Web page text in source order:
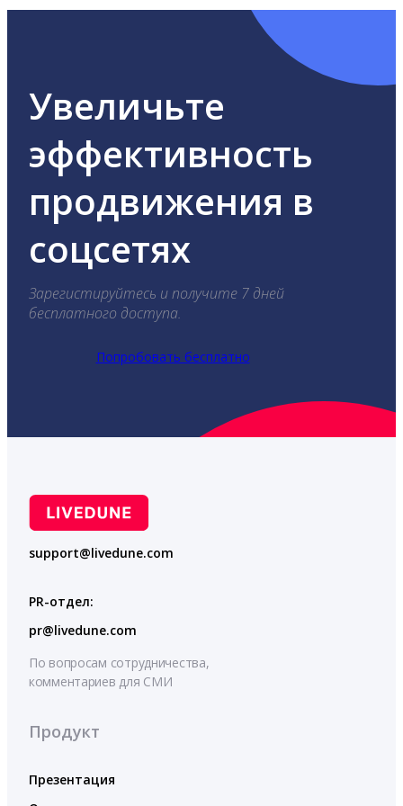
Увеличьте
эффективность
продвижения в
соцсетях
Зарегистируйтесь и получите 7 дней
бесплатного доступа.
Попробовать бесплатно
support@livedune.com
PR-отдел:
pr@livedune.com
По вопросам сотрудничества,
комментариев для СМИ
Продукт
Презентация